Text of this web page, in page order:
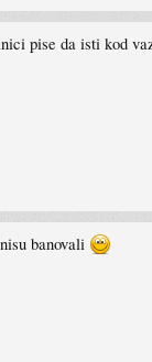
pise da isti kod
banovali